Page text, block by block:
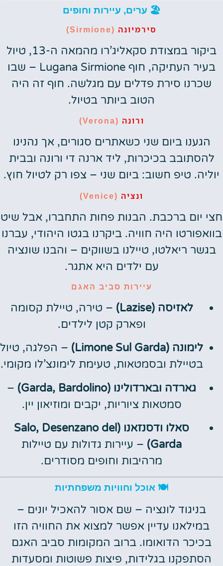
🏖️ ערים, עיירות וחופים
סירמיונה (Sirmione)
ביקור במצודת סקאליג’רו מהמאה ה-13, טיול
בעיר העתיקה, חוף Lugana Sirmione – שבו
שכרנו סירת פדלים עם מגלשה. חוף זה היה
הטוב ביותר בטיול.
ורונה (Verona)
הגענו ביום שני כשאתרים סגורים, אך נהנינו
להסתובב בכיכרות, ליד ארנה די ורונה ובבית
יוליה. טיפ חשוב: ביום שני – צפו רק לטיול חוץ.
ונציה (Venice)
חצי יום ברכבת. הבנות פחות התחברו, אבל שיט
בוואפורטו היה חוויה. ביקרנו בגטו היהודי, עברנו
בגשר ריאלטו, טיילנו בשווקים – והבנו שונציה
עם ילדים היא אתגר.
עיירות סביב האגם
לאזיסה (Lazise)
– טירה, טיילת קסומה
ופארק קטן לילדים.
לימונה (Limone Sul Garda)
– הפלגה, טיול
בטיילת ובסמטאות, טעימת לימונצ’לו מקומי.
גארדה ובארדולינו (Garda, Bardolino)
–
סמטאות ציוריות, יקבים ומוזיאון יין.
סאלו ודסנזאנו (Salo, Desenzano del
Garda) – עיירות גדולות עם טיילות
מרהיבות וחופים מסודרים.
🍽️ אוכל וחוויות משפחתיות
בניגוד לונציה – שם אסור להאכיל יונים –
במילאנו עדיין אפשר למצוא את החוויה הזו
בכיכר הדואומו. ברוב המקומות סביב האגם
הסתפקנו בגלידות, פיצות פשוטות ומסעדות